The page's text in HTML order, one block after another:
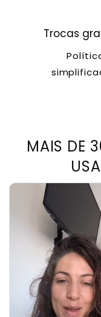
Trocas
MAIS DE